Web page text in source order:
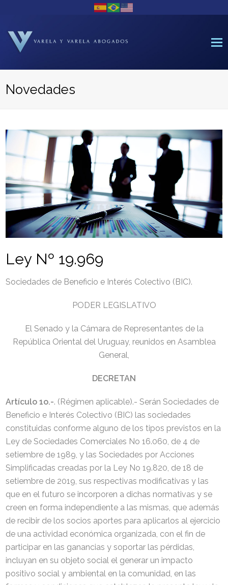
Novedades
Ley Nº 19.969
Sociedades de Beneficio e Interés Colectivo (BIC).
PODER LEGISLATIVO
El Senado y la Cámara de Representantes de la
República Oriental del Uruguay, reunidos en Asamblea
General,
DECRETAN
Artículo 1o.-. (Régimen aplicable).- Serán Sociedades de
Beneficio e Interés Colectivo (BIC) las sociedades
constituidas conforme alguno de los tipos previstos en la
Ley de Sociedades Comerciales No 16.060, de 4 de
setiembre de 1989, y las Sociedades por Acciones
Simplificadas creadas por la Ley No 19.820, de 18 de
setiembre de 2019, sus respectivas modificativas y las
que en el futuro se incorporen a dichas normativas y se
creen en forma independiente a las mismas, que además
de recibir de los socios aportes para aplicarlos al ejercicio
de una actividad económica organizada, con el fin de
participar en las ganancias y soportar las pérdidas,
incluyan en su objeto social el generar un impacto
positivo social y ambiental en la comunidad, en las